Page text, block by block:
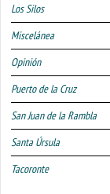
Los Silos
Miscelánea
Opinión
Puerto de la Cruz
San Juan de la Rambla
Santa Úrsula
Tacoronte